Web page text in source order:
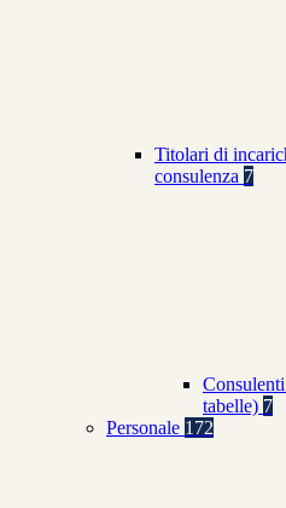
Titolari di
consulenza 7
tabelle) 7
Personale 172